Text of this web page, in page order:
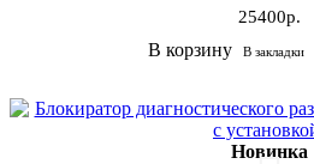
25400р.
В корзину В закладки
Новинка